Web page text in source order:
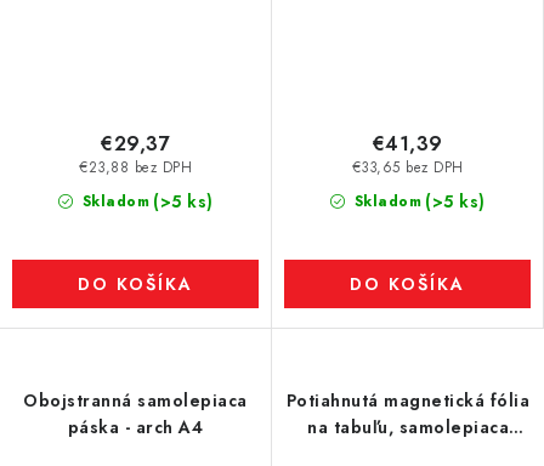
Skladom (>5 ks)
€23,88 bez DPH
€29,37
DO KOŠÍKA
Skladom (>5 ks)
€33,65 bez DPH
€41,39
DO KOŠÍKA
Obojstranná samolepiaca
páska - arch A4
Potiahnutá magnetická fólia
na tabuľu, samolepiaca